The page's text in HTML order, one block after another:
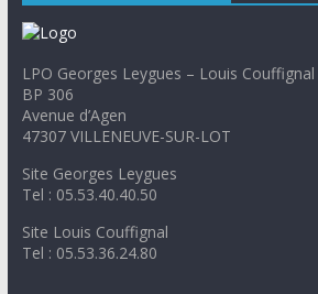
LPO Georges Leygues – Louis Couffignal
BP 306
Avenue d’Agen
47307 VILLENEUVE-SUR-LOT
Site Georges Leygues
Tel : 05.53.40.40.50
Site Louis Couffignal
Tel : 05.53.36.24.80